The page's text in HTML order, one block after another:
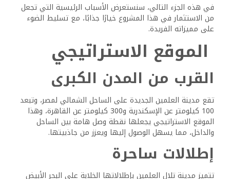
في هذه الجزء التالي، سنستعرض الأسباب الرئيسية التي تجعل
من الاستثمار في هذا المشروع خيارًا جذابًا، مع تسليط الضوء
على مميزاته الفريدة.
الموقع الاستراتيجي
القرب من المدن الكبرى
تقع مدينة العلمين الجديدة على الساحل الشمالي لمصر، وتبعد
100 كيلومتر عن الإسكندرية و300 كيلومتر عن القاهرة، وهذا
الموقع الاستراتيجي يجعلها نقطة وصل هامة بين الساحل
والداخل، مما يسهل الوصول إليها ويعزز من جاذبيتها.
إطلالات ساحرة
تتميز مدينة تلال العلمين بإطلالاتها الخلابة على البحر الأبيض